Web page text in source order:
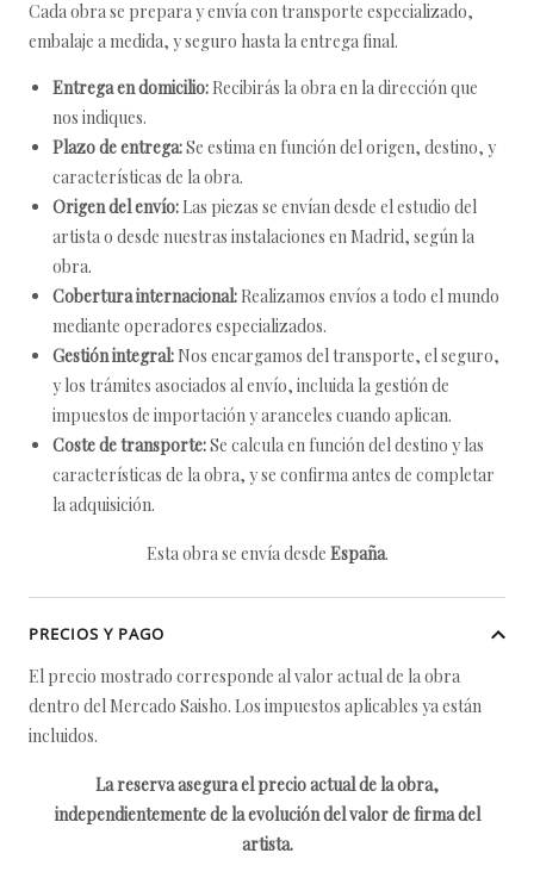
Cada obra se prepara y envía con transporte especializado,
embalaje a medida, y seguro hasta la entrega final.
Entrega en domicilio: Recibirás la obra en la dirección que
nos indiques.
Plazo de entrega:Se estima en función del origen, destino, y
características de la obra.
Origen del envío: Las piezas se envían desde el estudio del
artista o desde nuestras instalaciones en Madrid, según la
obra.
Cobertura internacional: Realizamos envíos a todo el mundo
mediante operadores especializados.
Gestión integral: Nos encargamos del transporte, el seguro,
y los trámites asociados al envío, incluida la gestión de
impuestos de importación y aranceles cuando aplican.
Coste de transporte:Se calcula en función del destino y las
características de la obra, y se confirma antes de completar
la adquisición.
Esta obra se envía desde España.
PRECIOS Y PAGO
El precio mostrado corresponde al valor actual de la obra
dentro del Mercado Saisho. Los impuestos aplicables ya están
incluidos.
La reserva asegura el precio actual de la obra,
independientemente de la evolución del valor de firma del
artista.